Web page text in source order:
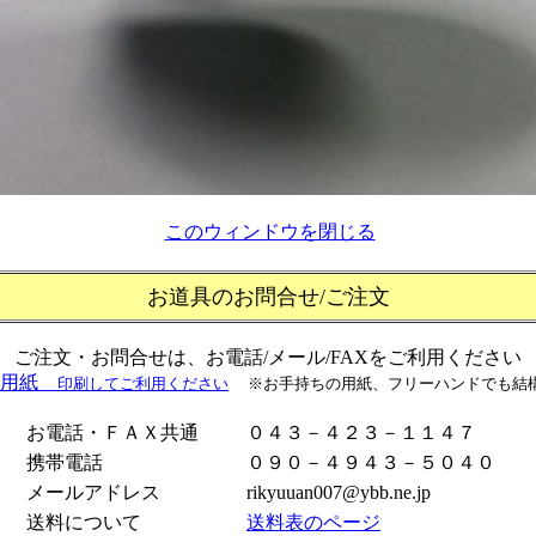
このウィンドウを閉じる
お道具のお問合せ/ご注文
ご注文・お問合せは、お電話/メール/FAXをご利用ください
紙 印刷してご利用ください ※お手持ちの用紙、フリーハンドでも結
お電話・ＦＡＸ共通
０４３－４２３－１１４７
携帯電話
０９０－４９４３－５０４０
メールアドレス
rikyuuan007@ybb.ne.jp
送料について
送料表のページ